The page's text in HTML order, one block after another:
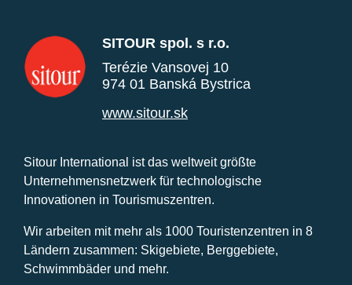
SITOUR spol. s r.o.
Terézie Vansovej 10
974 01 Banská Bystrica
www.sitour.sk
Sitour International ist das weltweit größte
Unternehmensnetzwerk für technologische
Innovationen in Tourismuszentren.
Wir arbeiten mit mehr als 1000 Touristenzentren in 8
Ländern zusammen: Skigebiete, Berggebiete,
Schwimmbäder und mehr.